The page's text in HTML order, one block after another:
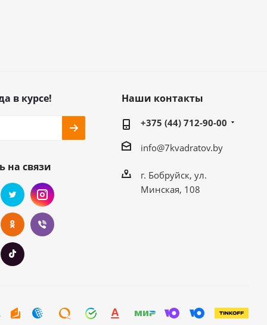
в курсе!
на связи
Наши контакты
+375 (44) 712-90-00
info@7kvadratov.by
г. Бобруйск, ул.
Минская, 108